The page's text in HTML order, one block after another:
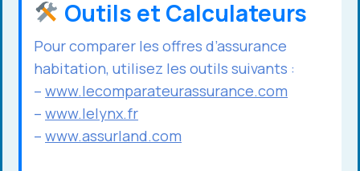
Outils et Calculateurs
Pour comparer les offres d’assurance
habitation, utilisez les outils suivants :
– www.lecomparateurassurance.com
– www.lelynx.fr
– www.assurland.com